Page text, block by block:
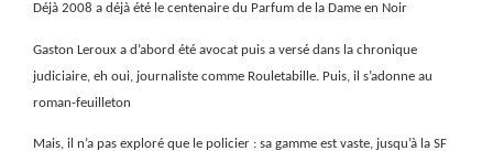
Déjà 2008 a déjà été le centenaire du Parfum de la Dame en Noir
Gaston Leroux a d’abord été avocat puis a versé dans la chronique
judiciaire, eh oui, journaliste comme Rouletabille. Puis, il s’adonne au
roman-feuilleton
Mais, il n’a pas exploré que le policier : sa gamme est vaste, jusqu’à la SF